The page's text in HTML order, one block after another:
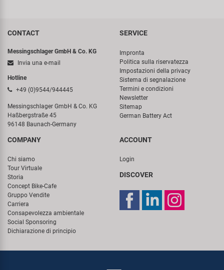
CONTACT
Messingschlager GmbH & Co. KG
Invia una e-mail
Hotline
+49 (0)9544/944445
Messingschlager GmbH & Co. KG
Haßbergstraße 45
96148 Baunach-Germany
SERVICE
Impronta
Politica sulla riservatezza
Impostazioni della privacy
Sistema di segnalazione
Termini e condizioni
Newsletter
Sitemap
German Battery Act
COMPANY
Chi siamo
Tour Virtuale
Storia
Concept Bike-Cafe
Gruppo Vendite
Carriera
Consapevolezza ambientale
Social Sponsoring
Dichiarazione di principio
ACCOUNT
Login
DISCOVER